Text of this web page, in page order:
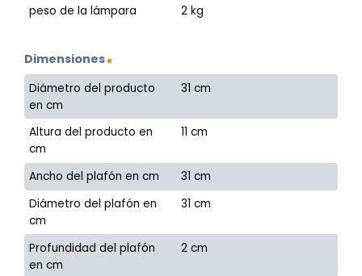
peso de la lámpara
2 kg
Dimensiones
Diámetro del producto
en cm
31 cm
Altura del producto en
cm
11 cm
Ancho del plafón en cm
31 cm
Diámetro del plafón en
cm
31 cm
Profundidad del plafón
en cm
2 cm